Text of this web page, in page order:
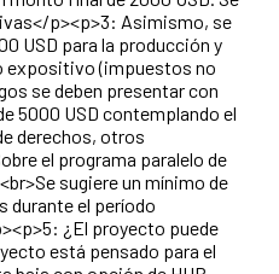
p><p>3: Asimismo, se
USD para la producción y
expositivo (impuestos no
se deben presentar con
5000 USD contemplando el
derechos, otros
el programa paralelo de
sugiere un mínimo de
durante el período
¿El proyecto puede
está pensado para el